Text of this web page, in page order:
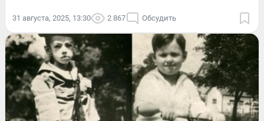
31 августа, 2025, 13:30 2 867 Обсудить